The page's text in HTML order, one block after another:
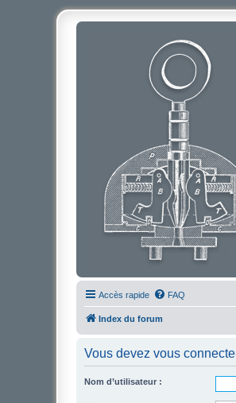
Accès rapide FAQ
Index du forum
Vous devez vous
Nom d’utilisateur :